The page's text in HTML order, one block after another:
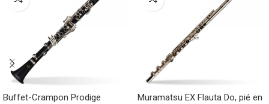
Buffet-Crampon Prodige
Muramatsu EX Flauta Do, pié en